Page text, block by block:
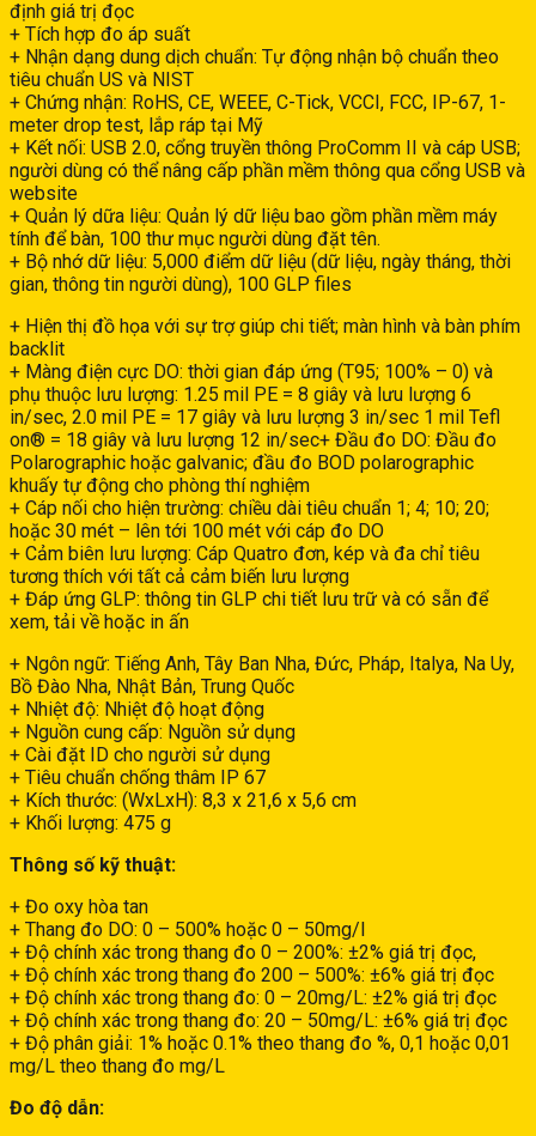
định giá trị đọc
+ Tích hợp đo áp suất
+ Nhận dạng dung dịch chuẩn: Tự động nhận bộ chuẩn theo
tiêu chuẩn US và NIST
+ Chứng nhận: RoHS, CE, WEEE, C-Tick, VCCI, FCC, IP-67, 1-
meter drop test, lắp ráp tại Mỹ
+ Kết nối: USB 2.0, cổng truyền thông ProComm II và cáp USB;
người dùng có thể nâng cấp phần mềm thông qua cổng USB và
website
+ Quản lý dữa liệu: Quản lý dữ liệu bao gồm phần mềm máy
tính để bàn, 100 thư mục người dùng đặt tên.
+ Bộ nhớ dữ liệu: 5,000 điểm dữ liệu (dữ liệu, ngày tháng, thời
gian, thông tin người dùng), 100 GLP files
+ Hiện thị đồ họa với sự trợ giúp chi tiết; màn hình và bàn phím
backlit
+ Màng điện cực DO: thời gian đáp ứng (T95; 100% – 0) và
phụ thuộc lưu lượng: 1.25 mil PE = 8 giây và lưu lượng 6
in/sec, 2.0 mil PE = 17 giây và lưu lượng 3 in/sec 1 mil Tefl
on® = 18 giây và lưu lượng 12 in/sec+ Đầu đo DO: Đầu đo
Polarographic hoặc galvanic; đầu đo BOD polarographic
khuấy tự động cho phòng thí nghiệm
+ Cáp nối cho hiện trường: chiều dài tiêu chuẩn 1; 4; 10; 20;
hoặc 30 mét – lên tới 100 mét với cáp đo DO
+ Cảm biên lưu lượng: Cáp Quatro đơn, kép và đa chỉ tiêu
tương thích với tất cả cảm biến lưu lượng
+ Đáp ứng GLP: thông tin GLP chi tiết lưu trữ và có sẵn để
xem, tải về hoặc in ấn
+ Ngôn ngữ: Tiếng Anh, Tây Ban Nha, Đức, Pháp, Italya, Na Uy,
Bồ Đào Nha, Nhật Bản, Trung Quốc
+ Nhiệt độ: Nhiệt độ hoạt động
+ Nguồn cung cấp: Nguồn sử dụng
+ Cài đặt ID cho người sử dụng
+ Tiêu chuẩn chống thâm IP 67
+ Kích thước: (WxLxH): 8,3 x 21,6 x 5,6 cm
+ Khối lượng: 475 g
Thông số kỹ thuật:
+ Đo oxy hòa tan
+ Thang đo DO: 0 – 500% hoặc 0 – 50mg/l
+ Độ chính xác trong thang đo 0 – 200%: ±2% giá trị đọc,
+ Độ chính xác trong thang đo 200 – 500%: ±6% giá trị đọc
+ Độ chính xác trong thang đo: 0 – 20mg/L: ±2% giá trị đọc
+ Độ chính xác trong thang đo: 20 – 50mg/L: ±6% giá trị đọc
+ Độ phân giải: 1% hoặc 0.1% theo thang đo %, 0,1 hoặc 0,01
mg/L theo thang đo mg/L
Đo độ dẫn: